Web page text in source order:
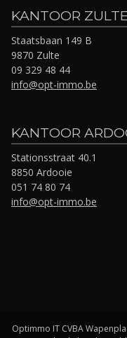
KANTOOR ZULTE
Staatsbaan 149 B
9870 Zulte
09 329 48 44
info@opt-immo.be
KANTOOR
Stationsstraat 40.1
8850 Ardooie
051 74 80 74
info@opt-immo.be
Optimmo IT CVBA